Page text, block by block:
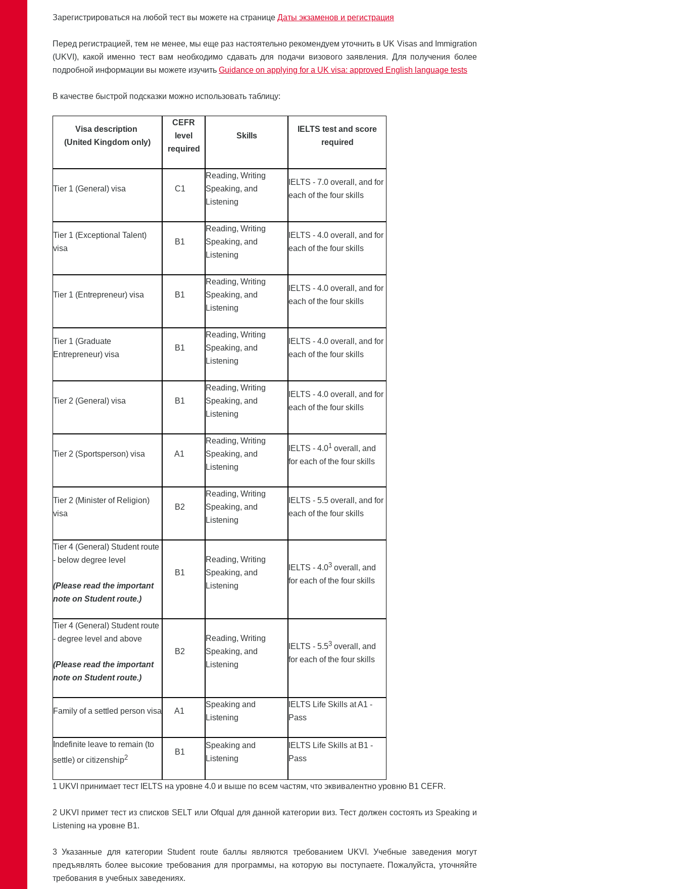
Зарегистрироваться на любой тест вы можете на странице Даты экзаменов и регистрация
Перед регистрацией, тем не менее, мы еще раз настоятельно рекомендуем уточнить в UK Visas and Immigration
(UKVI), какой именно тест вам необходимо сдавать для подачи визового заявления. Для получения более
подробной информации вы можете изучить Guidance on applying for a UK visa: approved English language tests
В качестве быстрой подсказки можно использовать таблицу:
Visa description
(United Kingdom only)
CEFR
level
required
Skills
IELTS test and score
required
Tier 1 (General) visa C1
Reading, Writing
Speaking, and
Listening
IELTS - 7.0 overall, and for
each of the four skills
Tier 1 (Exceptional Talent)
visa
B1
Reading, Writing
Speaking, and
Listening
IELTS - 4.0 overall, and for
each of the four skills
Tier 1 (Entrepreneur) visa B1
Reading, Writing
Speaking, and
Listening
IELTS - 4.0 overall, and for
each of the four skills
Tier 1 (Graduate
Entrepreneur) visa
B1
Reading, Writing
Speaking, and
Listening
IELTS - 4.0 overall, and for
each of the four skills
Tier 2 (General) visa B1
Reading, Writing
Speaking, and
Listening
IELTS - 4.0 overall, and for
each of the four skills
Tier 2 (Sportsperson) visa A1
Reading, Writing
Speaking, and
Listening
IELTS - 4.01 overall, and
for each of the four skills
Tier 2 (Minister of Religion)
visa
B2
Reading, Writing
Speaking, and
Listening
IELTS - 5.5 overall, and for
each of the four skills
Tier 4 (General) Student route
- below degree level
(Please read the important
note on Student route.)
B1
Reading, Writing
Speaking, and
Listening
IELTS - 4.03 overall, and
for each of the four skills
Tier 4 (General) Student route
- degree level and above
(Please read the important
note on Student route.)
B2
Reading, Writing
Speaking, and
Listening
IELTS - 5.53 overall, and
for each of the four skills
Family of a settled person visa A1
Speaking and
Listening
IELTS Life Skills at A1 -
Pass
Indefinite leave to remain (to
settle) or citizenship2
B1
Speaking and
Listening
IELTS Life Skills at B1 -
Pass
1 UKVI принимает тест IELTS на уровне 4.0 и выше по всем частям, что эквивалентно уровню В1 CEFR.
2 UKVI примет тест из списков SELT или Ofqual для данной категории виз. Тест должен состоять из Speaking и
Listening на уровне В1.
3 Указанные для категории Student route баллы являются требованием UKVI. Учебные заведения могут
предъявлять более высокие требования для программы, на которую вы поступаете. Пожалуйста, уточняйте
требования в учебных заведениях.